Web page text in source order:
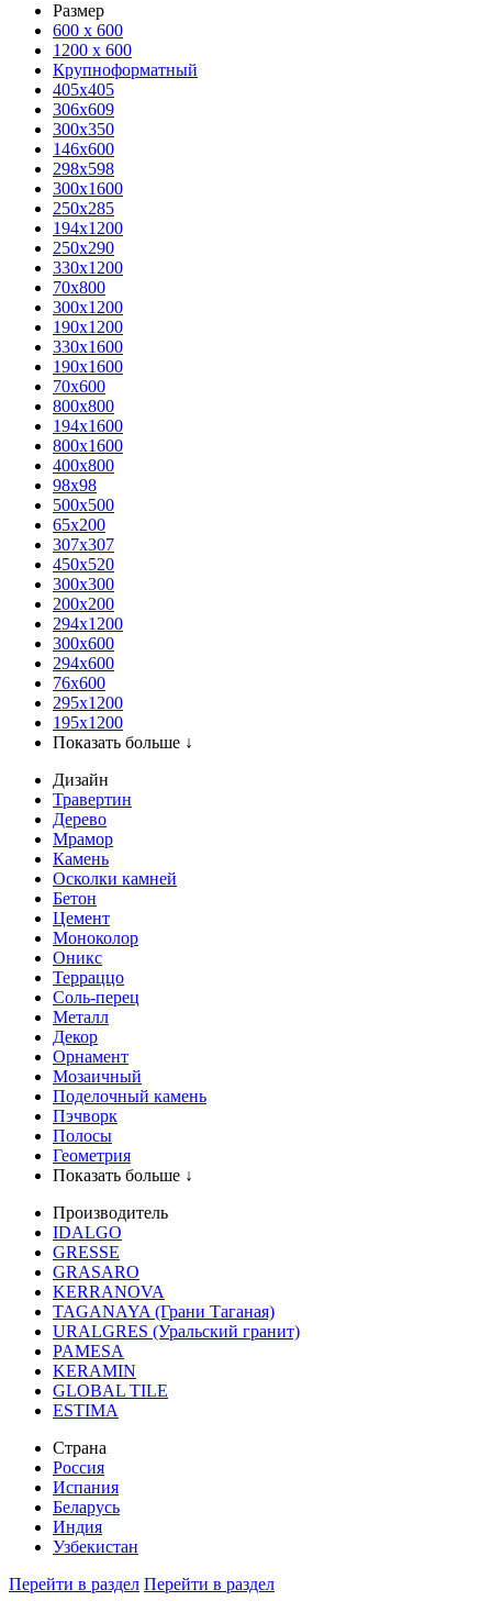
Размер
600 х 600
1200 х 600
Крупноформатный
405x405
306x609
300x350
146x600
298x598
300x1600
250x285
194x1200
250x290
330x1200
70x800
300x1200
190x1200
330x1600
190x1600
70x600
800x800
194x1600
800x1600
400х800
98x98
500x500
65x200
307x307
450x520
300x300
200x200
294x1200
300x600
294x600
76х600
295х1200
195х1200
Показать больше ↓
Дизайн
Травертин
Дерево
Мрамор
Камень
Осколки камней
Бетон
Цемент
Моноколор
Оникс
Терраццо
Соль-перец
Металл
Декор
Орнамент
Мозаичный
Поделочный камень
Пэчворк
Полосы
Геометрия
Показать больше ↓
Производитель
IDALGO
GRESSE
GRASARO
KERRANOVA
TAGANAYA (Грани Таганая)
URALGRES (Уральский гранит)
PAMESA
KERAMIN
GLOBAL TILE
ESTIMA
Страна
Россия
Испания
Беларусь
Индия
Узбекистан
Перейти в раздел Перейти в раздел